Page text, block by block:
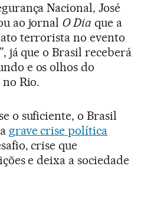
Nacional, José
ao jornal O Dia que a
terrorista no evento
já que o Brasil receberá
e os olhos do
Rio.
o suficiente, o Brasil
grave crise política
crise que
e deixa a sociedade